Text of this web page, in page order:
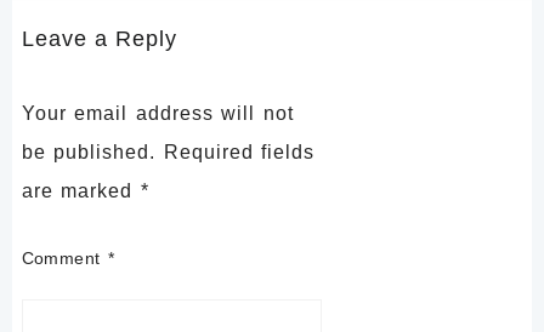
Leave a Reply
Your email address will not
be published.
Required fields
are marked *
Comment *